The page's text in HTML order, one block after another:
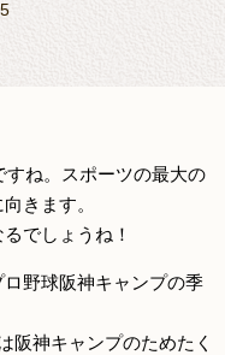
すね。スポーツの最大の
きます。
でしょうね！
野球阪神キャンプの季
阪神キャンプのためたく